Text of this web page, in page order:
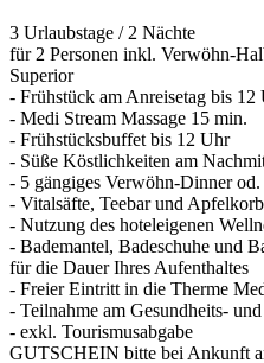
3 Urlaubstage / 2 Nächte
für 2 Personen inkl. Verwöhn-
Superior
- Frühstück am Anreisetag bis 12
- Medi Stream Massage 15 min.
- Frühstücksbuffet bis 12 Uhr
- Süße Köstlichkeiten am
- 5 gängiges Verwöhn-Dinner
- Vitalsäfte, Teebar und
- Nutzung des hoteleigenen
- Bademantel, Badeschuhe und
für die Dauer Ihres Aufenthaltes
- Freier Eintritt in die Therme
- Teilnahme am Gesundheits-
- exkl. Tourismusabgabe
GUTSCHEIN bitte bei Ankunft